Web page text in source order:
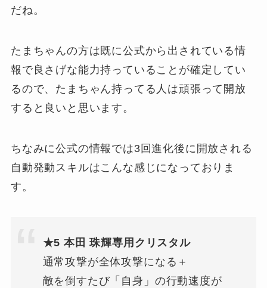
だね。
たまちゃんの方は既に公式から出されている情
報で良さげな能力持っていることが確定してい
るので、たまちゃん持ってる人は頑張って開放
すると良いと思います。
ちなみに公式の情報では3回進化後に開放される
自動発動スキルはこんな感じになっておりま
す。
★5 本田 珠輝専用クリスタル
通常攻撃が全体攻撃になる＋
敵を倒すたび「自身」の行動速度が